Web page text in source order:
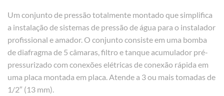
Um conjunto de pressão totalmente montado que simplifica
a instalação de sistemas de pressão de água para o instalador
profissional e amador. O conjunto consiste em uma bomba
de diafragma de 5 câmaras, filtro e tanque acumulador pré-
pressurizado com conexões elétricas de conexão rápida em
uma placa montada em placa. Atende a 3 ou mais tomadas de
1/2″ (13 mm).